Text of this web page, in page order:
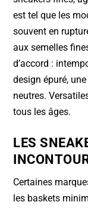
est tel que les
souvent en
aux semelles
d’accord :
design épuré,
neutres.
tous les âges.
LES
Certaines
les baskets